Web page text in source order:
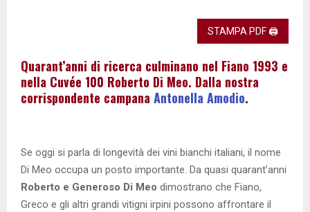
STAMPA PDF 🖨
Quarant’anni di ricerca culminano nel Fiano 1993 e
nella Cuvée 100 Roberto Di Meo. Dalla nostra
corrispondente campana Antonella Amodio.
Se oggi si parla di longevità dei vini bianchi italiani, il nome
Di Meo occupa un posto importante. Da quasi quarant’anni
Roberto e Generoso Di Meo dimostrano che Fiano,
Greco e gli altri grandi vitigni irpini possono affrontare il